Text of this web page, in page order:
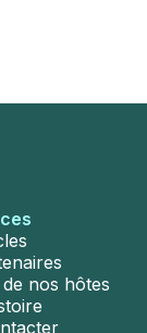
nos hôtes